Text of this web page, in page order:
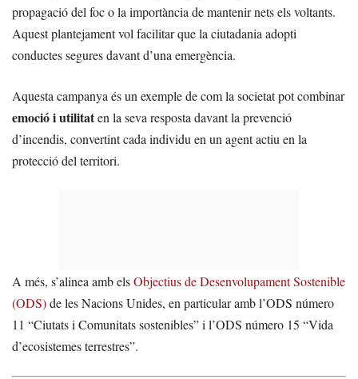
propagació del foc o la importància de mantenir nets els voltants.
Aquest plantejament vol facilitar que la ciutadania adopti
conductes segures davant d’una emergència.
Aquesta campanya és un exemple de com la societat pot combinar
emoció i utilitaten la seva resposta davant la prevenció
d’incendis, convertint cada individu en un agent actiu en la
protecció del territori.
A més, s’alinea amb elsObjectius de Desenvolupament Sostenible
(ODS)de les Nacions Unides, en particular amb l’ODS número
11 “Ciutats i Comunitats sostenibles” i l’ODS número 15 “Vida
d’ecosistemes terrestres”.